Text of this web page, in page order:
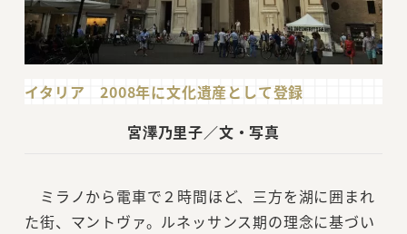
イタリア 2008年に文化遺産として登録
宮澤乃里子／文・写真
ミラノから電車で２時間ほど、三方を湖に囲まれ
た街、マントヴァ。ルネッサンス期の理念に基づい